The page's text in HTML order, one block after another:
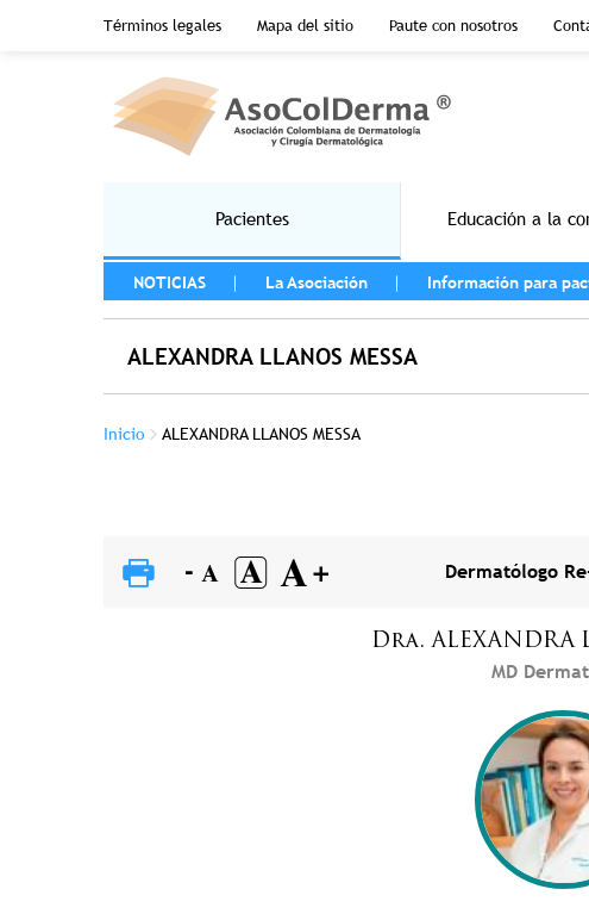
Pasar al contenido principal
Términos legales
Mapa del sitio Paute con nosotros
Pacientes Educación a la
MENU LEFT
NOTICIAS
La Asociación Información para
ALEXANDRA LLANOS MESSA
Sobrescribir enlaces de ayuda a la
Inicio ALEXANDRA LLANOS MESSA
Dermatólogo
Dra. ALEXANDRA
MD